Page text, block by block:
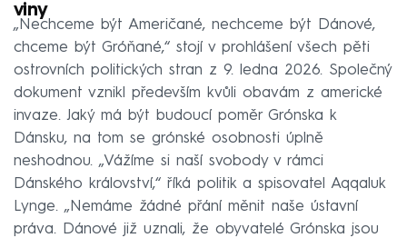
viny
„Nechceme být Američané, nechceme být Dánové,
chceme být Gróňané,“ stojí v prohlášení všech pěti
ostrovních politických stran z 9. ledna 2026. Společný
dokument vznikl především kvůli obavám z americké
invaze. Jaký má být budoucí poměr Grónska k
Dánsku, na tom se grónské osobnosti úplně
neshodnou. „Vážíme si naší svobody v rámci
Dánského království,“ říká politik a spisovatel Aqqaluk
Lynge. „Nemáme žádné přání měnit naše ústavní
práva. Dánové již uznali, že obyvatelé Grónska jsou